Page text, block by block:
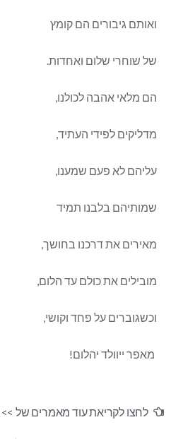
ואותם גיבורים הם קומץ
של שוחרי שלום ואחדות.
הם מלאי אהבה לכולנו,
מדליקים לפידי העתיד,
עליהם לא פעם שמענו,
שמותיהם בלבנו תמיד
מאירים את דרכנו בחושך,
מובילים את כולם עד הלום,
וכשגוברים על פחד וקושי,
מאפר ייוולד יהלום!
לחצו לקריאת עוד מאמרים של >>